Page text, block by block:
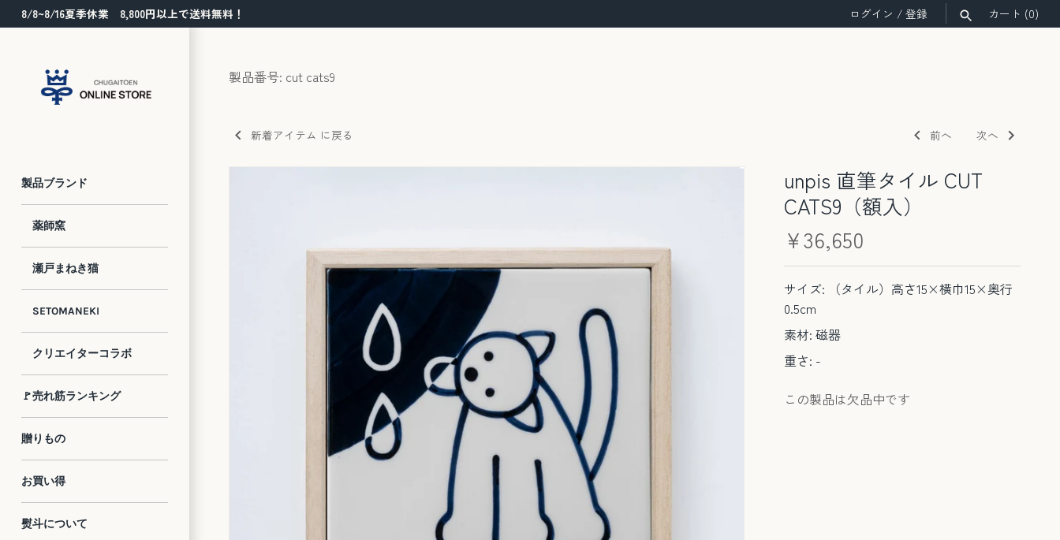
ン
8/8~8/16夏季休業 8,800円以上で送料無料！ ログイン / 登録 カート (0)
製品ブランド
薬師窯
瀬戸まねき猫
SETOMANEKI
クリエイターコラボ
🚩売れ筋ランキング
贈りもの
お買い得
熨斗について
製品番号: cut cats9
新着アイテム に戻る 前へ 次へ
unpis 直筆タイル CUT
CATS9（額入）
¥36,650
サイズ: （タイル）高さ15×横巾15×奥行
0.5cm
素材: 磁器
重さ: -
この製品は欠品中です